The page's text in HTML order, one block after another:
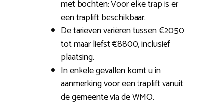
met bochten: Voor elke trap is er
een traplift beschikbaar.
De tarieven variëren tussen €2050
tot maar liefst €8800, inclusief
plaatsing.
In enkele gevallen komt u in
aanmerking voor een traplift vanuit
de gemeente via de WMO.